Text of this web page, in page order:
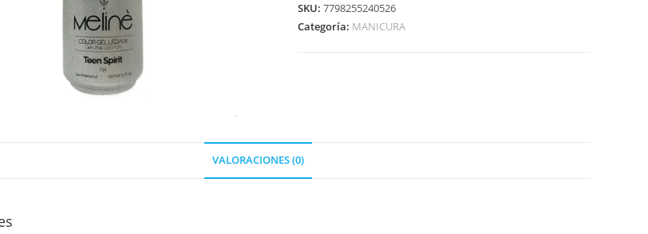
SKU:7798255240526
Categoría: MANICURA
VALORACIONES (0)